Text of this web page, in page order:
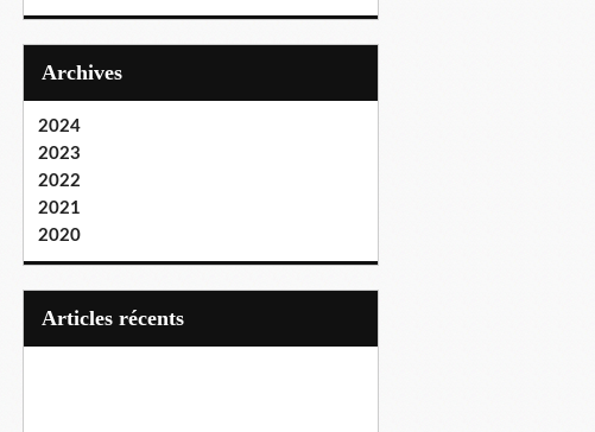
Archives
2024
2023
2022
2021
2020
articles récents